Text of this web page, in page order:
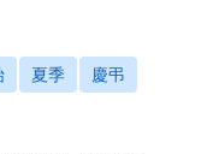
夏季 慶弔